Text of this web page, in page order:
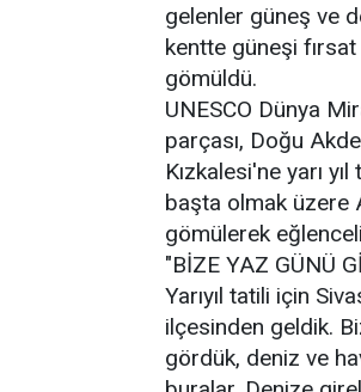
gelenler güneş ve
kentte güneşi
gömüldü.
UNESCO Dünya
parçası, Doğu
Kızkalesi'ne yarı
başta olmak üzere
gömülerek
"BİZE YAZ GÜNÜ
Yarıyıl tatili için
ilçesinden geldik.
gördük, deniz ve